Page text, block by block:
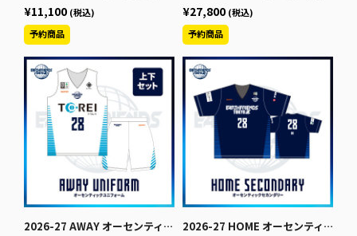
¥11,100 (税込) ¥27,800 (税込)
2026-27 AWAY オーセンティックユニフォーム【上下セット】でお得！ 2026-27 HOME オーセンティックセカンダリー【半袖】